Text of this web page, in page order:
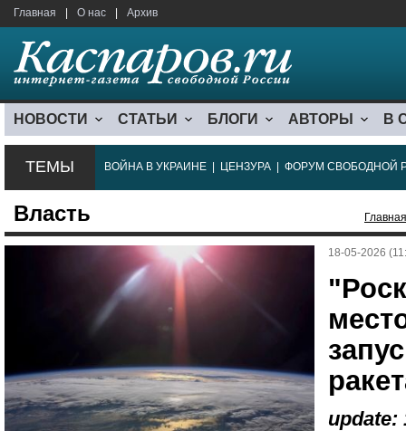
Главная О нас Архив
НОВОСТИ СТАТЬИ БЛОГИ АВТОРЫ В
ТЕМЫ ВОЙНА В УКРАИНЕ ЦЕНЗУРА ФОРУМ СВОБОДНОЙ
Власть Главная
18-05-2026
update: